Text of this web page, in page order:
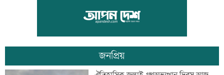
‘জীবনের সবচেয়ে খারাপ সিদ্ধান্ত ছিল কপালে
ইনজেকশন’
‘তারেক রহমানকেও আয়নাঘরে বন্দি রেখে
জনপ্রিয়